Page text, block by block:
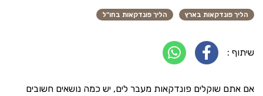
הליך פונדקאות בארץ הליך פונדקאות בחו"ל
שיתוף :
אם אתם שוקלים פונדקאות מעבר לים, יש כמה נושאים חשובים